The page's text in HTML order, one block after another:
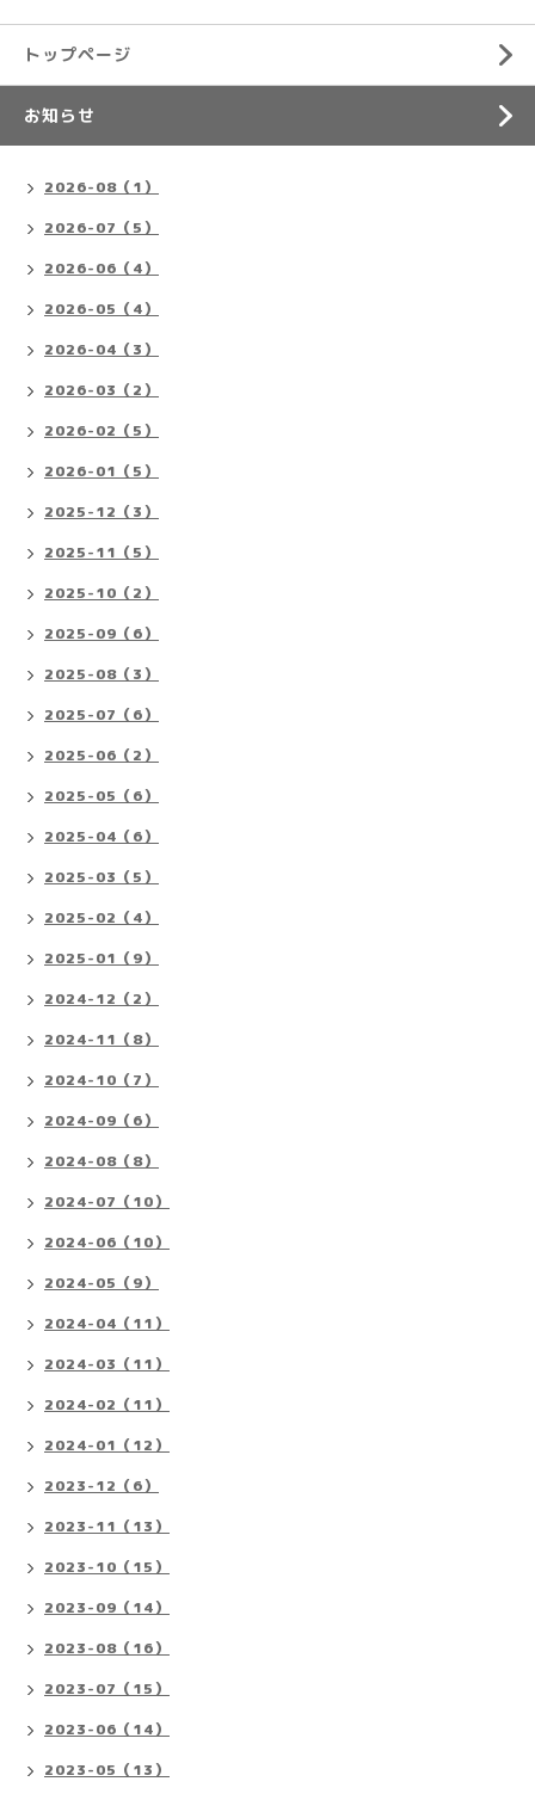
トップページ
お知らせ
2026-08（1）
2026-07（5）
2026-06（4）
2026-05（4）
2026-04（3）
2026-03（2）
2026-02（5）
2026-01（5）
2025-12（3）
2025-11（5）
2025-10（2）
2025-09（6）
2025-08（3）
2025-07（6）
2025-06（2）
2025-05（6）
2025-04（6）
2025-03（5）
2025-02（4）
2025-01（9）
2024-12（2）
2024-11（8）
2024-10（7）
2024-09（6）
2024-08（8）
2024-07（10）
2024-06（10）
2024-05（9）
2024-04（11）
2024-03（11）
2024-02（11）
2024-01（12）
2023-12（6）
2023-11（13）
2023-10（15）
2023-09（14）
2023-08（16）
2023-07（15）
2023-06（14）
2023-05（13）